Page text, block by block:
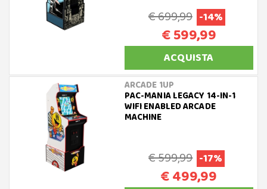
€ 699,99 -14%
€ 599,99
ACQUISTA
ARCADE 1UP
PAC-MANIA LEGACY 14-IN-1
WIFI ENABLED ARCADE
MACHINE
€ 599,99 -17%
€ 499,99